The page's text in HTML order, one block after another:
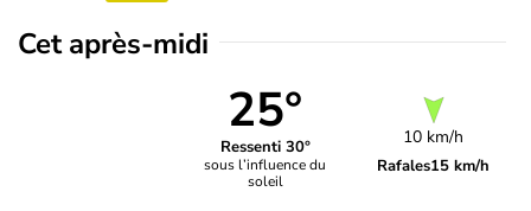
Cet après-midi
25°
Ressenti 30°
sous l’influence du
soleil
10 km/h
Rafales15 km/h